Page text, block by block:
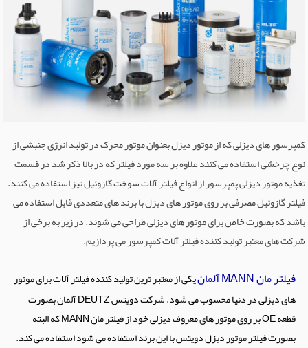
ماشین آلات بافندگی
ماشین آلات قالیشویی
کمپرسور های دیزلی که از موتور دیزل بعنوان موتور محرک در تولید انرژی جنبشی از
نوع چرخشی استفاده می کنند علاوه بر سه مورد فیلتر که در بالا ذکر شد در قسمت
تغذیه موتور دیزلی پمپرسور از انواع فیلتر آلات سوخت گازوئیل نیز استفاده می کنند.
فیلتر گازوئیل مصرفی بر روی موتور های دیزل با برند های متعددی قابل استفاده می
باشد که بصورت خاص برای موتور های دیزلی طراحی می شوند. در زیر به برخی از
شرکت های معتبر تولید کننده فیلتر آلات کمپرسور می پردازیم.
فیلتر مان MANN آلمان
یکی از معتبر ترین تولید کننده فیلتر آلات برای موتور
های دیزلی در دنیا محسوب می شود. شرکت دویتس DEUTZ آلمان بصورت
قطعه OE بر روی موتور های معروف دیزلی خود از فیلتر مان MANN که البته
بصورت فیلتر موتور دیزل دویتس با این برند استفاده می شود استفاده می کند.